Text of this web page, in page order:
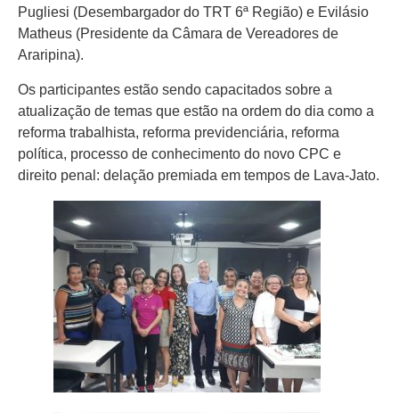
Pugliesi (Desembargador do TRT 6ª Região) e Evilásio
Matheus (Presidente da Câmara de Vereadores de
Araripina).
Os participantes estão sendo capacitados sobre a
atualização de temas que estão na ordem do dia como a
reforma trabalhista, reforma previdenciária, reforma
política, processo de conhecimento do novo CPC e
direito penal: delação premiada em tempos de Lava-Jato.